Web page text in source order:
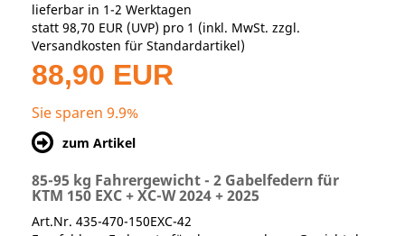
lieferbar in 1-2 Werktagen
statt 98,70 EUR (UVP) pro 1 (inkl. MwSt. zzgl.
Versandkosten für Standardartikel)
88,90 EUR
Sie sparen 9.9%
zum Artikel
85-95 kg Fahrergewicht - 2 Gabelfedern für
KTM 150 EXC + XC-W 2024 + 2025
Art.Nr. 435-470-150EXC-42